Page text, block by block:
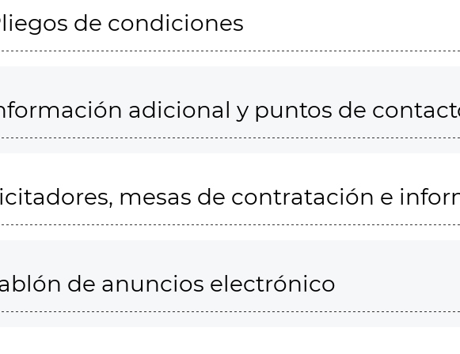
de condiciones
adicional y puntos de
mesas de contratación e
de anuncios electrónico